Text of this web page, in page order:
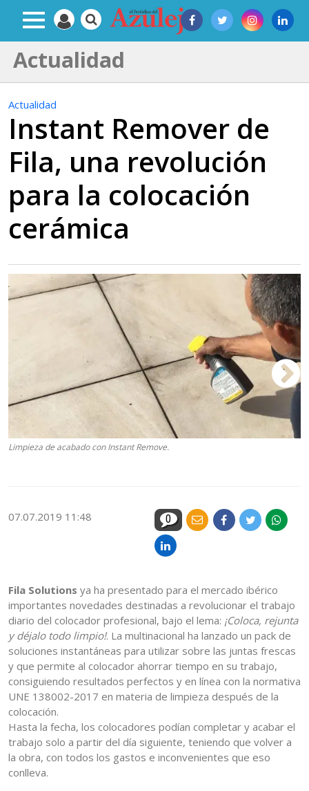
Actualidad
Actualidad
Instant Remover de
Fila, una revolución
para la colocación
cerámica
Limpieza de acabado con Instant Remove.
07.07.2019 11:48 0
Fila Solutions ya ha presentado para el mercado ibérico
importantes novedades destinadas a revolucionar el trabajo
diario del colocador profesional, bajo el lema: ¡Coloca, rejunta
y déjalo todo limpio!. La multinacional ha lanzado un pack de
soluciones instantáneas para utilizar sobre las juntas frescas
y que permite al colocador ahorrar tiempo en su trabajo,
consiguiendo resultados perfectos y en línea con la normativa
UNE 138002-2017 en materia de limpieza después de la
colocación.
Hasta la fecha, los colocadores podían completar y acabar el
trabajo solo a partir del día siguiente, teniendo que volver a
la obra, con todos los gastos e inconvenientes que eso
conlleva.